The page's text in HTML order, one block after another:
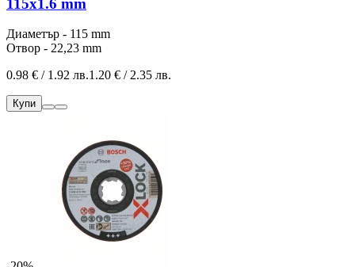
115x1.6 mm
Диаметър - 115 mm
Отвор - 22,23 mm
0.98 € / 1.92 лв.1.20 € / 2.35 лв.
Купи